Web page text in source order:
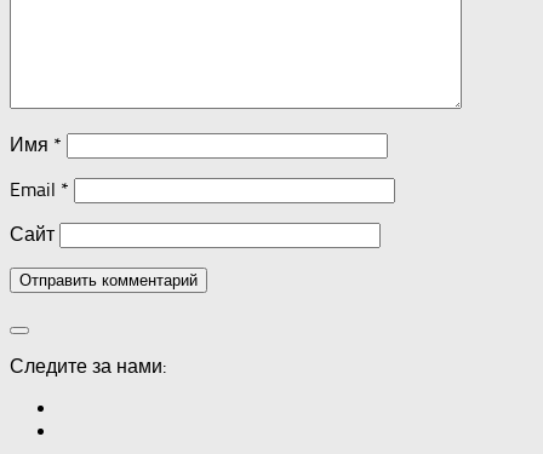
Имя *
Email *
Сайт
Следите за нами: